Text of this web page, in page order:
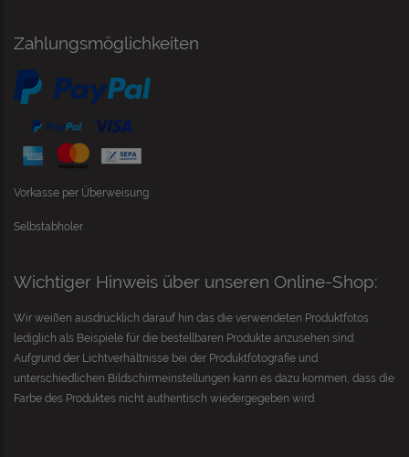
Zahlungsmöglichkeiten
Vorkasse per Überweisung
Selbstabholer
Wichtiger Hinweis über unseren Online-Shop:
Wir weißen ausdrücklich darauf hin das die verwendeten Produktfotos
lediglich als Beispiele für die bestellbaren Produkte anzusehen sind.
Aufgrund der Lichtverhältnisse bei der Produktfotografie und
unterschiedlichen Bildschirmeinstellungen kann es dazu kommen, dass die
Farbe des Produktes nicht authentisch wiedergegeben wird.